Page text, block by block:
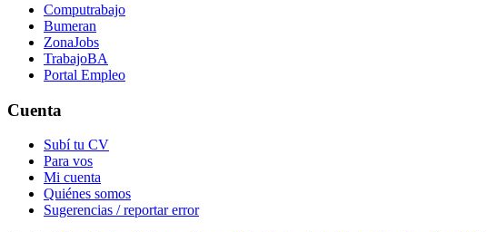
Computrabajo
Bumeran
ZonaJobs
TrabajoBA
Portal Empleo
Cuenta
Subí tu CV
Para vos
Mi cuenta
Quiénes somos
Sugerencias / reportar error